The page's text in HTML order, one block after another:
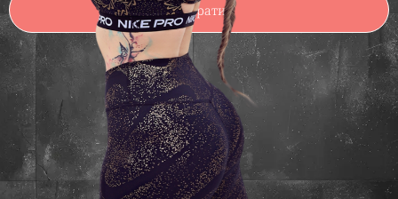
Испрати